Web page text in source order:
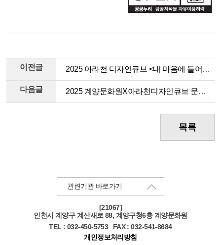
이전글 2025 아라천 디자인큐브 <내 마음에 들어온 바다 이야기> 모집 안내
다음글 2025 계양문화원X아라천디자인큐브 문화대학 전통공예강좌 <칠보 명인과 함께> 수강생 모집
목록
관련기관 바로가기
[21067]
인천시 계양구 계산새로 88, 계양구청6층 계양문화원
TEL : 032-450-5753
FAX : 032-541-8684
개인정보처리방침